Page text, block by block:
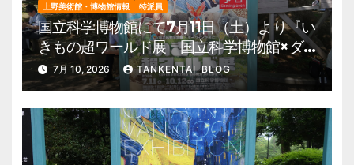
上野美術館・博物館情報 特派員
国立科学博物館にて7月11日（土）より『い
きもの超ワールド展 国立科学博物館×ダ
ーウィンが来た！』を開催。 上野公園
美術館・博物館 混雑情報他
7月 10, 2026 TANKENTAI_BLOG